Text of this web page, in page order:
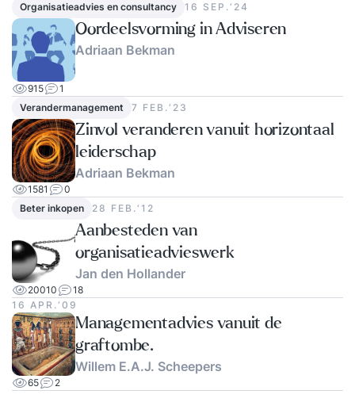
Organisatieadvies en consultancy
16 SEP.‘24
Oordeelsvorming in Adviseren
Adriaan Bekman
915
1
Verandermanagement
7 FEB.‘23
Zinvol veranderen vanuit horizontaal
leiderschap
Adriaan Bekman
1581
0
Beter inkopen
28 FEB.‘12
Aanbesteden van
organisatieadvieswerk
Jan den Hollander
20010
18
16 APR.‘09
Managementadvies vanuit de
graftombe.
Willem E.A.J. Scheepers
65 2